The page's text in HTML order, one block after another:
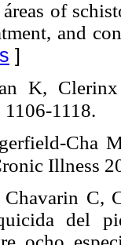
of
and
]
K,
1118.
Cha
Illness
C,
del